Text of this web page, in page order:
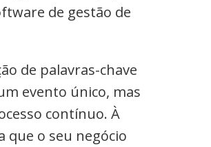
de gestão de
de palavras-chave
evento único, mas
contínuo. À
que o seu negócio